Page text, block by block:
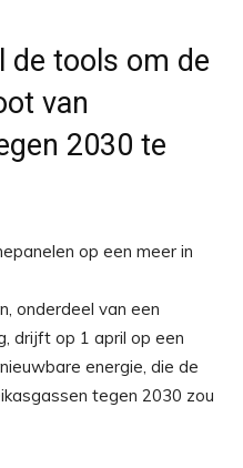
de tools om de
van
2030 te
onderdeel van een
drijft op 1 april op een
energie, die de
tegen 2030 zou